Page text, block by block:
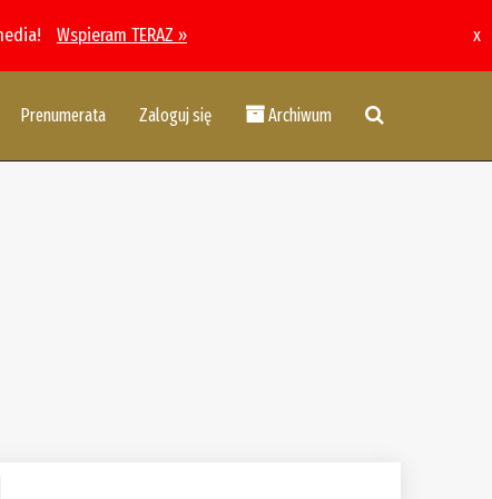
Wspieram TERAZ » x
Prenumerata Zaloguj się Archiwum